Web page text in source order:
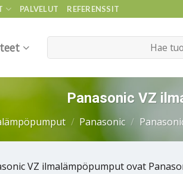
PALVELUT REFERENSSIT
Panasonic VZ
/ Panasonic /
VZ ilmalämpöpumput ovat